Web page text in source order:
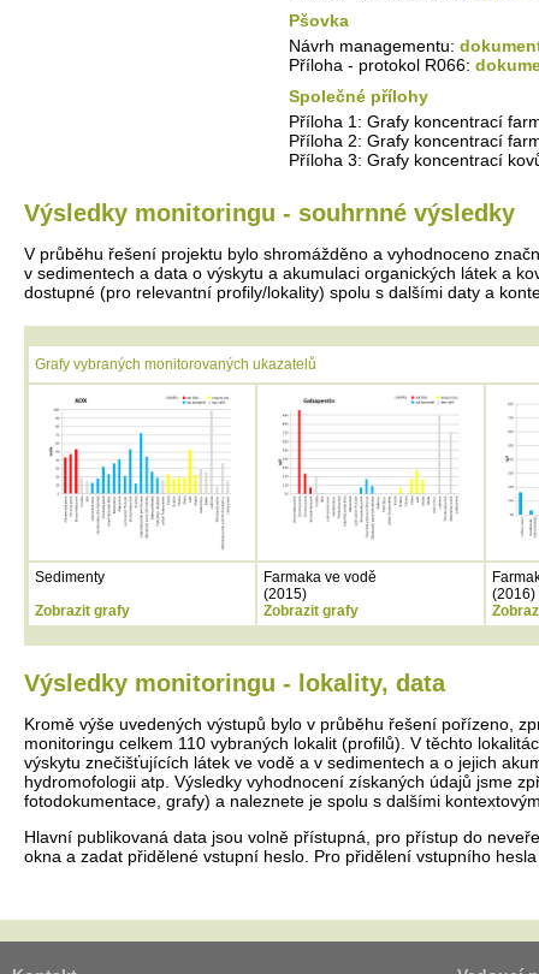
Pšovka
Návrh managementu:
Příloha - protokol R066:
Společné přílohy
Příloha 1: Grafy koncentrací
Příloha 2: Grafy koncentrací
Příloha 3: Grafy koncentrací
Výsledky monitoringu - souhrnné výsledky
V průběhu řešení projektu bylo shromážděno a vyhodnoceno
v sedimentech a data o výskytu a akumulaci organických látek a
dostupné (pro relevantní profily/lokality) spolu s dalšími daty a
Grafy vybraných monitorovaných ukazatelů
Sedimenty
Zobrazit grafy
Farmaka ve vodě
(2015)
Zobrazit grafy
(2016)
Výsledky monitoringu - lokality, data
Kromě výše uvedených výstupů bylo v průběhu řešení pořízeno,
monitoringu celkem 110 vybraných lokalit (profilů). V těchto
výskytu znečišťujících látek ve vodě a v sedimentech a o jejich
hydromofologii atp. Výsledky vyhodnocení získaných údajů jsme
fotodokumentace, grafy) a naleznete je spolu s dalšími
Hlavní publikovaná data jsou volně přístupná, pro přístup do
okna a zadat přidělené vstupní heslo. Pro přidělení vstupního